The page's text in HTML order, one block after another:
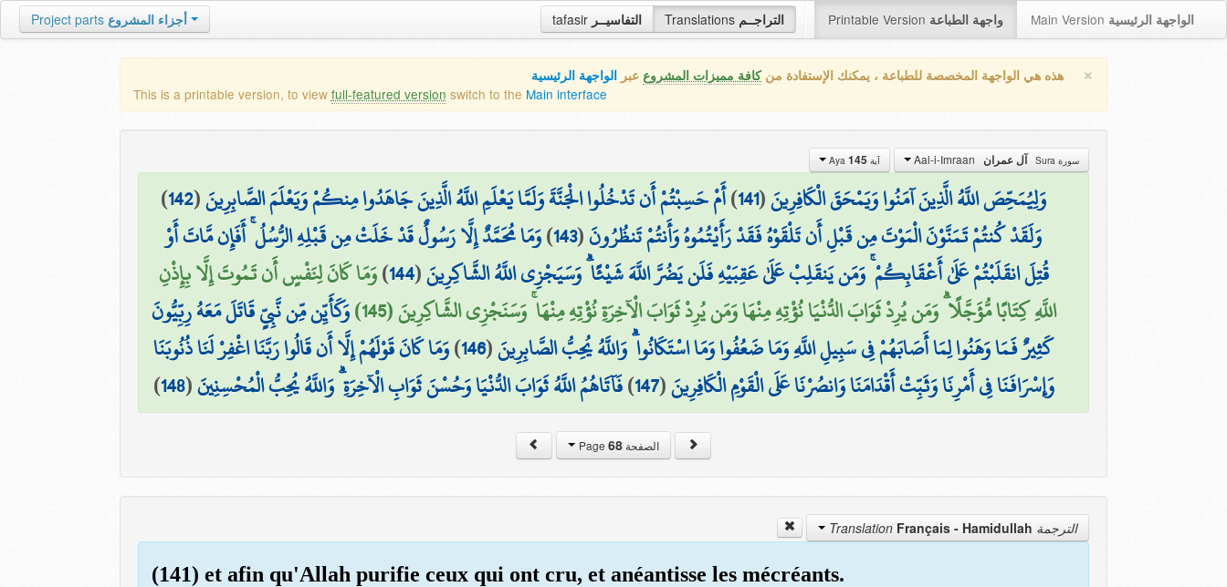
tafasir التفاسيــر Translations التراجــم Printable Version واجهة الطباعة Main Version الواجهة الرئيسية Project parts أجزاء المشروع
× هذه هي الواجهة المخصصة للطباعة ، يمكنك الإستفادة منكافة مميزات المشروع عبر الواجهة الرئيسية
This is a printable version, to view full-featured version switch to the Main interface
سورة Sura آل عمران آية Aya 145
وَلِيُمَحِّصَ اللَّهُ الَّذِينَ آمَنُوا وَيَمْحَقَ الْكَافِرِينَ(
141
)أَمْ حَسِبْتُمْ أَن تَدْخُلُوا الْجَنَّةَ وَلَمَّا يَعْلَمِ اللَّهُ الَّذِينَ جَاهَدُوا مِنكُمْ وَيَعْلَمَ الصَّابِرِينَ(
142
)
وَلَقَدْ كُنتُمْ تَمَنَّوْنَ الْمَوْتَ مِن قَبْلِ أَن تَلْقَوْهُ فَقَدْ رَأَيْتُمُوهُ وَأَنتُمْ تَنظُرُونَ(
143
)وَمَا مُحَمَّدٌ إِلَّا رَسُولٌ قَدْ خَلَتْ مِن قَبْلِهِ الرُّسُلُ ۚ أَفَإِن مَّاتَ أَوْ
قُتِلَ انقَلَبْتُمْ عَلَىٰ أَعْقَابِكُمْ ۚ وَمَن يَنقَلِبْ عَلَىٰ عَقِبَيْهِ فَلَن يَضُرَّ اللَّهَ شَيْئًا ۗ وَسَيَجْزِي اللَّهُ الشَّاكِرِينَ(
144
)وَمَا كَانَ لِنَفْسٍ أَن تَمُوتَ إِلَّا بِإِذْنِ
اللَّهِ كِتَابًا مُّؤَجَّلًا ۗ وَمَن يُرِدْ ثَوَابَ الدُّنْيَا نُؤْتِهِ مِنْهَا وَمَن يُرِدْ ثَوَابَ الْآخِرَةِ نُؤْتِهِ مِنْهَا ۚ وَسَنَجْزِي الشَّاكِرِينَ (145)
وَكَأَيِّن مِّن نَّبِيٍّ قَاتَلَ مَعَهُ رِبِّيُّونَ
كَثِيرٌ فَمَا وَهَنُوا لِمَا أَصَابَهُمْ فِي سَبِيلِ اللَّهِ وَمَا ضَعُفُوا وَمَا اسْتَكَانُوا ۗ وَاللَّهُ يُحِبُّ الصَّابِرِينَ(
146
)وَمَا كَانَ قَوْلَهُمْ إِلَّا أَن قَالُوا رَبَّنَا اغْفِرْ لَنَا ذُنُوبَنَا
وَإِسْرَافَنَا فِي أَمْرِنَا وَثَبِّتْ أَقْدَامَنَا وَانصُرْنَا عَلَى الْقَوْمِ الْكَافِرِينَ(
147
)فَآتَاهُمُ اللَّهُ ثَوَابَ الدُّنْيَا وَحُسْنَ ثَوَابِ الْآخِرَةِ ۗ وَاللَّهُ يُحِبُّ الْمُحْسِنِينَ(
148
)
الصفحة Page68
الترجمة Translation Français - Hamidullah
(141) et afin qu'Allah purifie ceux qui ont cru, et anéantisse les mécréants.